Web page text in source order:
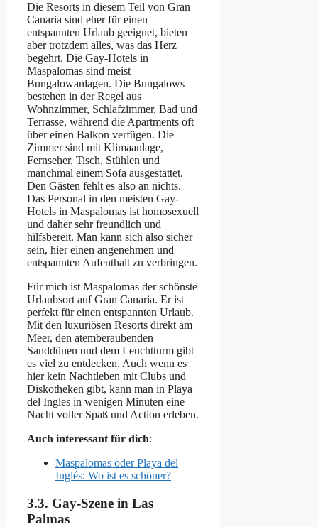
Die Resorts in diesem Teil von Gran
Canaria sind eher für einen
entspannten Urlaub geeignet, bieten
aber trotzdem alles, was das Herz
begehrt. Die Gay-Hotels in
Maspalomas sind meist
Bungalowanlagen. Die Bungalows
bestehen in der Regel aus
Wohnzimmer, Schlafzimmer, Bad und
Terrasse, während die Apartments oft
über einen Balkon verfügen. Die
Zimmer sind mit Klimaanlage,
Fernseher, Tisch, Stühlen und
manchmal einem Sofa ausgestattet.
Den Gästen fehlt es also an nichts.
Das Personal in den meisten Gay-
Hotels in Maspalomas ist homosexuell
und daher sehr freundlich und
hilfsbereit. Man kann sich also sicher
sein, hier einen angenehmen und
entspannten Aufenthalt zu verbringen.
Für mich ist Maspalomas der schönste
Urlaubsort auf Gran Canaria. Er ist
perfekt für einen entspannten Urlaub.
Mit den luxuriösen Resorts direkt am
Meer, den atemberaubenden
Sanddünen und dem Leuchtturm gibt
es viel zu entdecken. Auch wenn es
hier kein Nachtleben mit Clubs und
Diskotheken gibt, kann man in Playa
del Ingles in wenigen Minuten eine
Nacht voller Spaß und Action erleben.
Auch interessant für dich:
Maspalomas oder Playa del
Inglés: Wo ist es schöner?
3.3. Gay-Szene in Las
Palmas